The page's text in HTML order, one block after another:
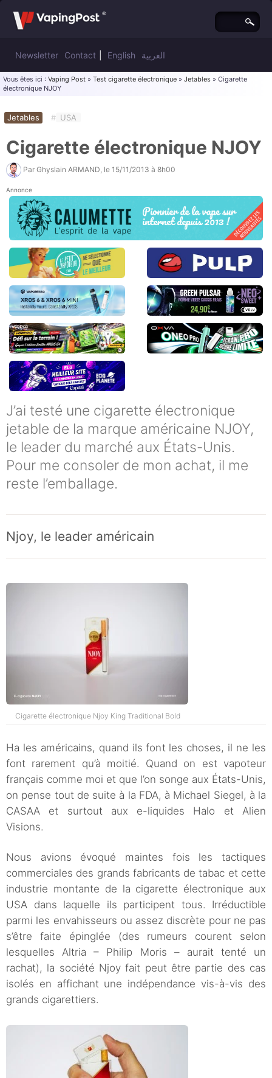
Newsletter Contact English العربية
Vous êtes ici : Vaping Post » Test cigarette électronique » Jetables » Cigarette
électronique NJOY
Jetables # USA
Cigarette électronique NJOY
Par Ghyslain ARMAND , le 15/11/2013 à 8h00
Annonce
J’ai testé une cigarette électronique
jetable de la marque américaine NJOY,
le leader du marché aux États-Unis.
Pour me consoler de mon achat, il me
reste l’emballage.
Njoy, le leader américain
Cigarette électronique Njoy King Traditional Bold
Ha les américains, quand ils font les choses, il ne les
font rarement qu’à moitié. Quand on est vapoteur
français comme moi et que l’on songe aux États-Unis,
on pense tout de suite à la FDA, à Michael Siegel, à la
CASAA et surtout aux e-liquides Halo et Alien
Visions.
Nous avions évoqué maintes fois les tactiques
commerciales des grands fabricants de tabac et cette
industrie montante de la cigarette électronique aux
USA dans laquelle ils participent tous. Irréductible
parmi les envahisseurs ou assez discrète pour ne pas
s’être faite épinglée (des rumeurs courent selon
lesquelles Altria – Philip Moris – aurait tenté un
rachat), la société Njoy fait peut être partie des cas
isolés en affichant une indépendance vis-à-vis des
grands cigarettiers.